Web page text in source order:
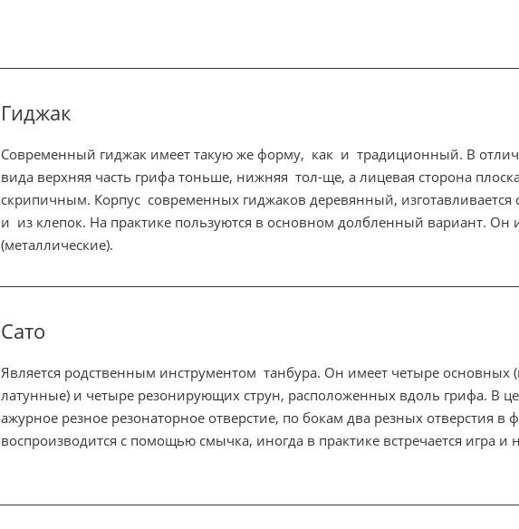
Гиджак
Современный гиджак имеет такую же форму, как и традиционный. В
вида верхняя часть грифа тоньше, нижняя тол-ще, а лицевая сторона
скрипичным. Корпус современных гиджаков деревянный, изготавливается
и из клепок. На практике пользуются в основном долбленный вариант. Он
(металлические).
Сато
Является родственным инструментом танбура. Он имеет четыре основных
латунные) и четыре резонирующих струн, расположенных вдоль грифа. В
ажурное резное резонаторное отверстие, по бокам два резных отверстия в
воспроизводится с помощью смычка, иногда в практике встречается игра и